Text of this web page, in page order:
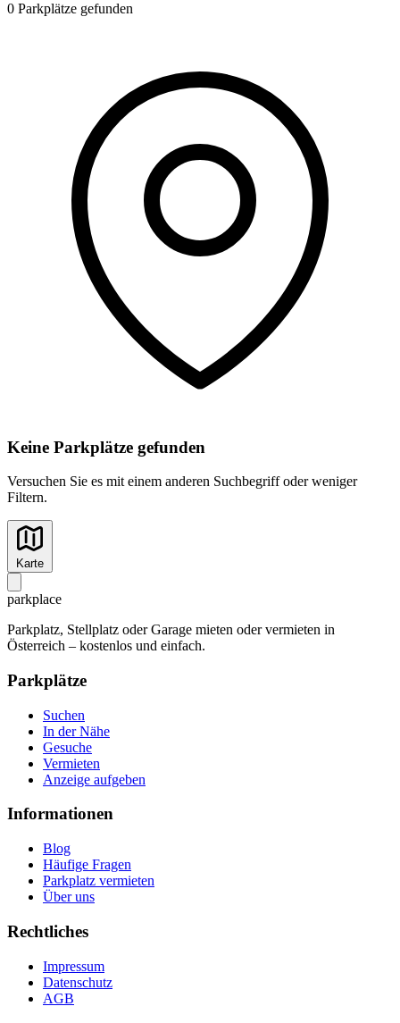
0 Parkplätze gefunden
Keine Parkplätze gefunden
Versuchen Sie es mit einem anderen Suchbegriff oder weniger
Filtern.
Karte
parkplace
Parkplatz, Stellplatz oder Garage mieten oder vermieten in
Österreich – kostenlos und einfach.
Parkplätze
Suchen
In der Nähe
Gesuche
Vermieten
Anzeige aufgeben
Informationen
Blog
Häufige Fragen
Parkplatz vermieten
Über uns
Rechtliches
Impressum
Datenschutz
AGB